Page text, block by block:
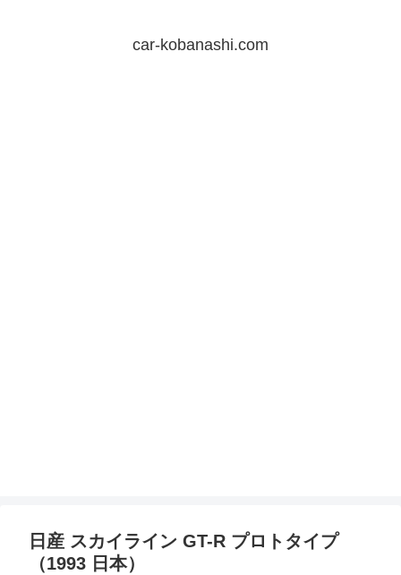
car-kobanashi.com
日産 スカイライン GT-R プロトタイプ
（1993 日本）